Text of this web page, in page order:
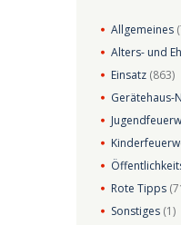
Allgemeines
Alters- und
Einsatz (863)
Gerätehaus-
Rote Tipps
Sonstiges (1)